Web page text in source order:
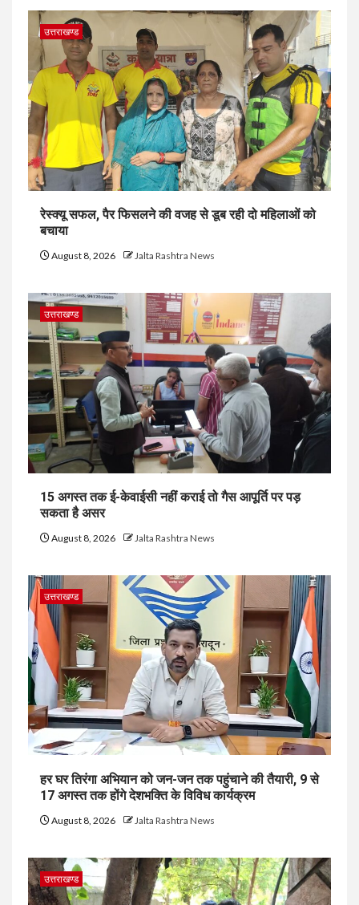
उत्तराखण्ड
रेस्क्यू सफल, पैर फिसलने की वजह से डूब रही दो महिलाओं को
बचाया
August 8, 2026 Jalta Rashtra News
उत्तराखण्ड
15 अगस्त तक ई-केवाईसी नहीं कराई तो गैस आपूर्ति पर पड़
सकता है असर
August 8, 2026 Jalta Rashtra News
उत्तराखण्ड
हर घर तिरंगा अभियान को जन-जन तक पहुंचाने की तैयारी, 9 से
17 अगस्त तक होंगे देशभक्ति के विविध कार्यक्रम
August 8, 2026 Jalta Rashtra News
उत्तराखण्ड